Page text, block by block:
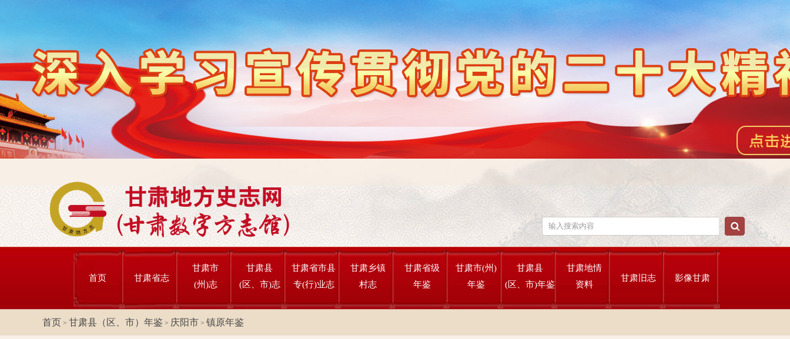
首页 甘肃省志
甘肃市
(州)志
甘肃县
(区、市)志
甘肃省市县
专(行)业志
甘肃乡镇
村志
甘肃省级
年鉴
甘肃市(州)
年鉴
甘肃县
(区、市)年鉴
甘肃地情
资料
甘肃旧志 影像甘肃
首页 > 甘肃县（区、市）年鉴 > 庆阳市 > 镇原年鉴